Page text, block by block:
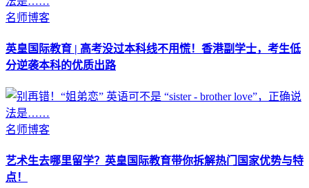
名师博客
英皇国际教育 | 高考没过本科线不用慌！香港副学士，考生低
分逆袭本科的优质出路
名师博客
艺术生去哪里留学？英皇国际教育带你拆解热门国家优势与特
点！